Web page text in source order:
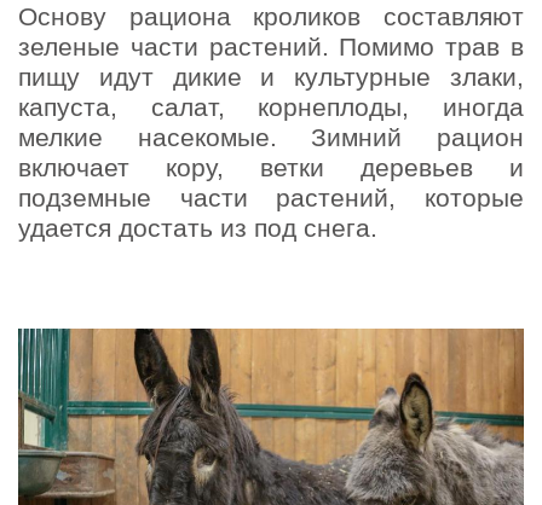
Основу рациона кроликов составляют
зеленые части растений. Помимо трав в
пищу идут дикие и культурные злаки,
капуста, салат, корнеплоды, иногда
мелкие насекомые. Зимний рацион
включает кору, ветки деревьев и
подземные части растений, которые
удается достать из под снега.